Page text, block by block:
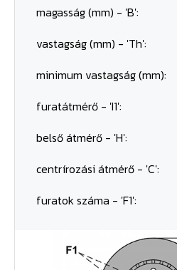
magasság (mm) - 'B':
vastagság (mm) - 'Th':
minimum vastagság (mm):
furatátmérő - 'I1':
belső átmérő - 'H':
centrírozási átmérő - 'C':
furatok száma - 'F1':